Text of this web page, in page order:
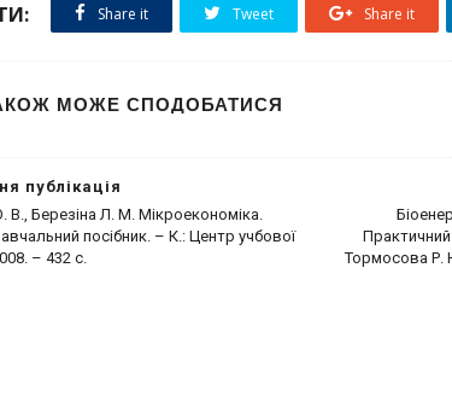
Share it Tweet Share it
МОЖЕ СПОДОБАТИСЯ
Тормосова Р.
публікація
В., Березіна Л. М. Мікроекономіка.
посібник. – К.: Центр учбової
– 432 с.